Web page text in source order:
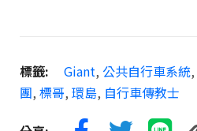
標籤: Giant, 公共自行車系統,
團, 標哥, 環島, 自行車傳教士